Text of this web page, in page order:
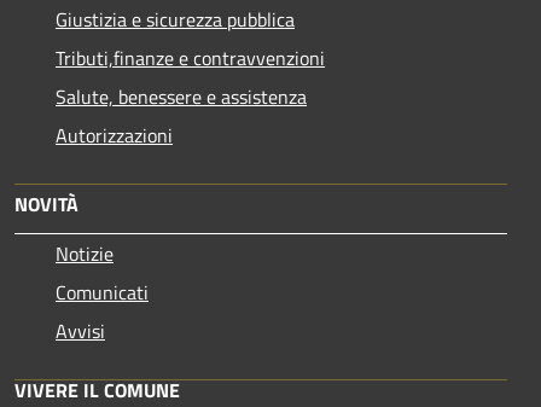
Giustizia e sicurezza pubblica
Tributi,finanze e contravvenzioni
Salute, benessere e assistenza
Autorizzazioni
NOVITÀ
Notizie
Comunicati
Avvisi
VIVERE IL COMUNE